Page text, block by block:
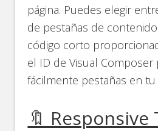
página. Puedes elegir
de pestañas de
código corto
el ID de Visual Composer
fácilmente pestañas en tu
🔖 Responsive